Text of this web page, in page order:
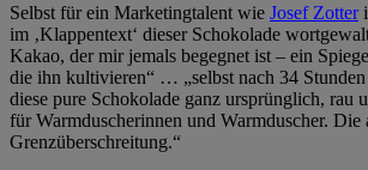
Selbst für ein Marketingtalent wie Josef Zotter
im ‚Klappentext‘ dieser Schokolade
Kakao, der mir jemals begegnet ist – ein
die ihn kultivieren“ … „selbst nach 34 Stunden
diese pure Schokolade ganz ursprünglich,
für Warmduscherinnen und Warmduscher. Die
Grenzüberschreitung.“